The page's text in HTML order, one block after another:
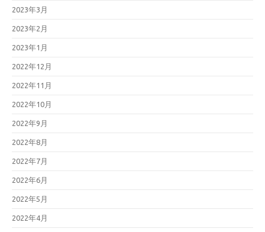
2023年3月
2023年2月
2023年1月
2022年12月
2022年11月
2022年10月
2022年9月
2022年8月
2022年7月
2022年6月
2022年5月
2022年4月